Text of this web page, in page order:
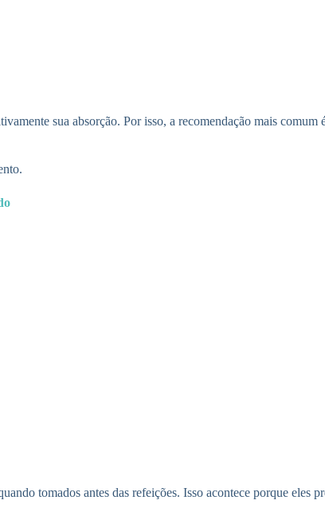
sua absorção. Por isso, a recomendação mais comum
tomados antes das refeições. Isso acontece porque eles